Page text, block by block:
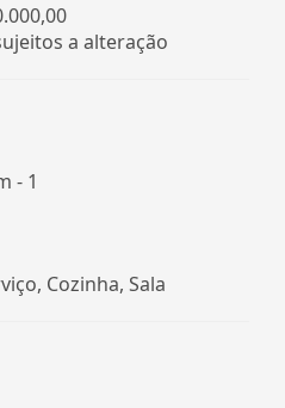
a alteração
- 1
Cozinha, Sala